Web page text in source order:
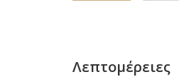
Λεπτομέρειες